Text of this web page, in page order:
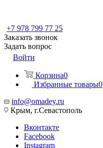
+7 978 799 77 25
Заказать звонок
Задать вопрос
Войти
Корзина0
Избранные товары0
info@omadey.ru
Крым, г.Севастополь
Вконтакте
Facebook
Instagram